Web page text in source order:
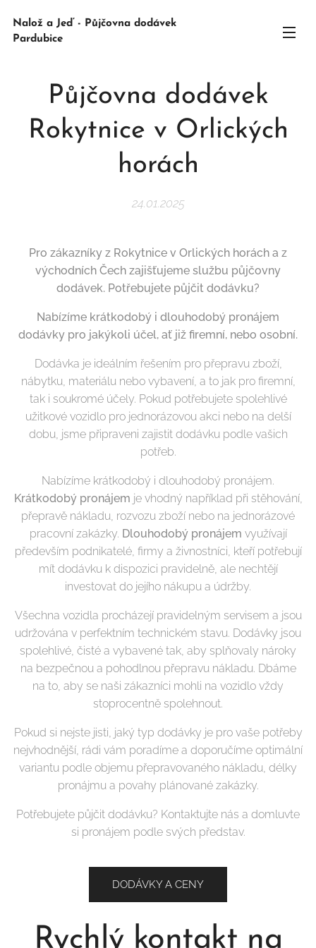
Nalož a Jeď - Půjčovna dodávek
Pardubice
Půjčovna dodávek
Rokytnice v Orlických
horách
24.01.2025
Pro zákazníky z Rokytnice v Orlických horách a z
východních Čech zajišťujeme službu půjčovny
dodávek. Potřebujete půjčit dodávku?
Nabízíme krátkodobý i dlouhodobý pronájem
dodávky pro jakýkoli účel, ať již firemní, nebo osobní.
Dodávka je ideálním řešením pro přepravu zboží,
nábytku, materiálu nebo vybavení, a to jak pro firemní,
tak i soukromé účely. Pokud potřebujete spolehlivé
užitkové vozidlo pro jednorázovou akci nebo na delší
dobu, jsme připraveni zajistit dodávku podle vašich
potřeb.
Nabízíme krátkodobý i dlouhodobý pronájem.
Krátkodobý pronájem je vhodný například při stěhování,
přepravě nákladu, rozvozu zboží nebo na jednorázové
pracovní zakázky. Dlouhodobý pronájem využívají
především podnikatelé, firmy a živnostníci, kteří potřebují
mít dodávku k dispozici pravidelně, ale nechtějí
investovat do jejího nákupu a údržby.
Všechna vozidla procházejí pravidelným servisem a jsou
udržována v perfektním technickém stavu. Dodávky jsou
spolehlivé, čisté a vybavené tak, aby splňovaly nároky
na bezpečnou a pohodlnou přepravu nákladu. Dbáme
na to, aby se naši zákazníci mohli na vozidlo vždy
stoprocentně spolehnout.
Pokud si nejste jisti, jaký typ dodávky je pro vaše potřeby
nejvhodnější, rádi vám poradíme a doporučíme optimální
variantu podle objemu přepravovaného nákladu, délky
pronájmu a povahy plánované zakázky.
Potřebujete půjčit dodávku? Kontaktujte nás a domluvte
si pronájem podle svých představ.
DODÁVKY A CENY
Rychlý kontakt na